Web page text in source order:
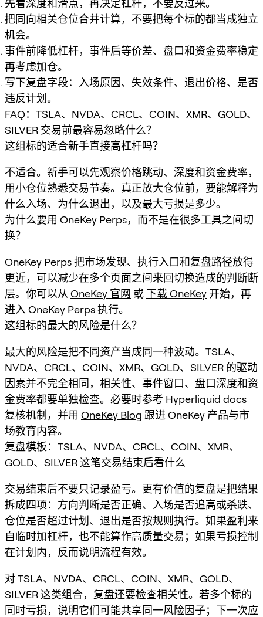
先看深度和滑点，再决定杠杆，不要反过来。
把同向相关仓位合并计算，不要把每个标的都当成独立
机会。
事件前降低杠杆，事件后等价差、盘口和资金费率稳定
再考虑加仓。
写下复盘字段：入场原因、失效条件、退出价格、是否
违反计划。
FAQ：TSLA、NVDA、CRCL、COIN、XMR、GOLD、
SILVER 交易前最容易忽略什么？
这组标的适合新手直接高杠杆吗？
不适合。新手可以先观察价格跳动、深度和资金费率，
用小仓位熟悉交易节奏。真正放大仓位前，要能解释为
什么入场、为什么退出，以及最大亏损是多少。
为什么要用 OneKey Perps，而不是在很多工具之间切
换？
OneKey Perps 把市场发现、执行入口和复盘路径放得
更近，可以减少在多个页面之间来回切换造成的判断断
层。你可以从 OneKey 官网 或 下载 OneKey 开始，再
进入 OneKey Perps执行。
这组标的最大的风险是什么？
最大的风险是把不同资产当成同一种波动。TSLA、
NVDA、CRCL、COIN、XMR、GOLD、SILVER 的驱动
因素并不完全相同，相关性、事件窗口、盘口深度和资
金费率都要单独检查。必要时参考 Hyperliquid docs
复核机制，并用 OneKey Blog 跟进 OneKey 产品与市
场教育内容。
复盘模板：TSLA、NVDA、CRCL、COIN、XMR、
GOLD、SILVER 这笔交易结束后看什么
交易结束后不要只记录盈亏。更有价值的复盘是把结果
拆成四项：方向判断是否正确、入场是否追高或杀跌、
仓位是否超过计划、退出是否按规则执行。如果盈利来
自临时加杠杆，也不能算作高质量交易；如果亏损控制
在计划内，反而说明流程有效。
对 TSLA、NVDA、CRCL、COIN、XMR、GOLD、
SILVER 这类组合，复盘还要检查相关性。若多个标的
同时亏损，说明它们可能共享同一风险因子；下一次应